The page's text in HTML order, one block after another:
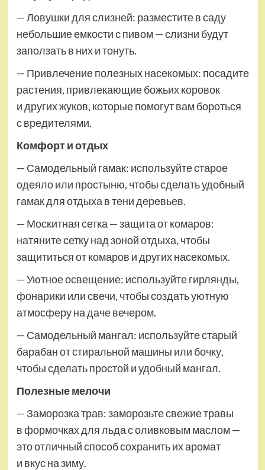
— Ловушки для слизней: разместите в саду
небольшие емкости с пивом — слизни будут
заползать в них и тонуть.
— Привлечение полезных насекомых: посадите
растения, привлекающие божьих коровок
и других жуков, которые помогут вам бороться
с вредителями.
Комфорт и отдых
— Самодельный гамак: используйте старое
одеяло или простыню, чтобы сделать удобный
гамак для отдыха в тени деревьев.
— Москитная сетка — защита от комаров:
натяните сетку над зоной отдыха, чтобы
защититься от комаров и других насекомых.
— Уютное освещение: используйте гирлянды,
фонарики или свечи, чтобы создать уютную
атмосферу на даче вечером.
— Самодельный мангал: используйте старый
барабан от стиральной машины или бочку,
чтобы сделать простой и удобный мангал.
Полезные мелочи
— Заморозка трав: заморозьте свежие травы
в формочках для льда с оливковым маслом —
это отличный способ сохранить их аромат
и вкус на зиму.